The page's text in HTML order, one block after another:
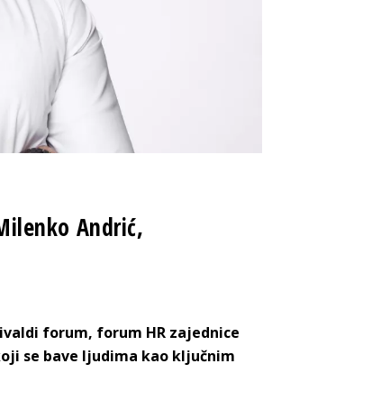
Andrić,
forum, forum HR zajednice
se bave ljudima kao ključnim